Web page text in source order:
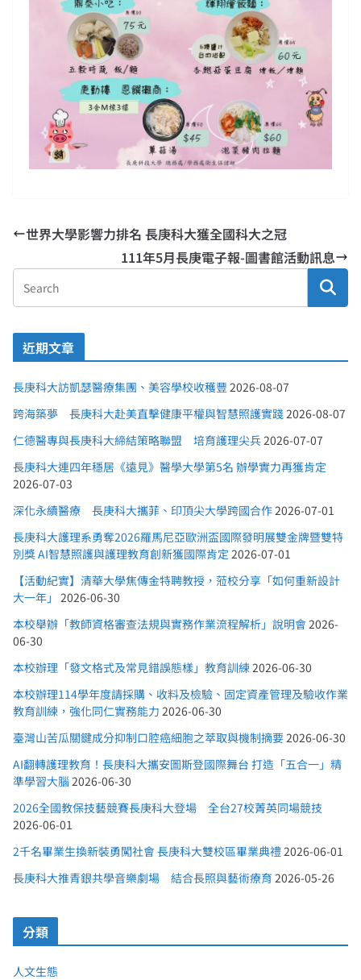
世界大學影響力排名 長庚科大獲全國科大之冠
111年5月長庚電子報-圖書館活動訊息
近期文章
長庚科大訪凱瑟醫療集團、美容學校收穫豐 2026-08-07
跨海築夢 長庚科大赴美直擊健康平權與智慧照護實踐 2026-08-07
仁德醫專與長庚科大締結策略聯盟 培育護理尖兵 2026-07-07
長庚科大連四年穩居《遠見》醫學大學第5名 辦學實力再獲肯定
2026-07-03
深化永續醫療 長庚科大攜菲、印頂尖大學跨國合作 2026-07-01
長庚科大護理系勇奪2026羅馬尼亞歐洲盃國際發明展雙金牌暨雙特
別獎 AI智慧照護與護理教育創新獲國際肯定 2026-07-01
【活動紀實】清華大學焦傳金特聘教授，蒞校分享「如何重新設計
大一年」
2026-06-30
本校舉辦「教師資格審查法規與實務作業流程解析」說明會 2026-
06-30
本校辦理「發文格式及常見錯誤態樣」教育訓練 2026-06-30
本校辦理114學年度請採購、收料及檢驗、固定資產管理及驗收作業
教育訓練，強化同仁實務能力 2026-06-30
臺灣山苦瓜關鍵成分抑制口腔癌細胞之萃取與機制摘要 2026-06-30
AI翻轉護理教育！長庚科大攜安圖斯登國際舞台 打造「五合一」精
準學習大腦 2026-06-30
2026全國教保技藝競賽長庚科大登場 全台27校菁英同場競技
2026-06-01
2千名畢業生換新裝勇闖社會 長庚科大雙校區畢業典禮 2026-06-01
長庚科大推青銀共學音樂劇場 結合長照與藝術療育 2026-05-26
分類
人文生態